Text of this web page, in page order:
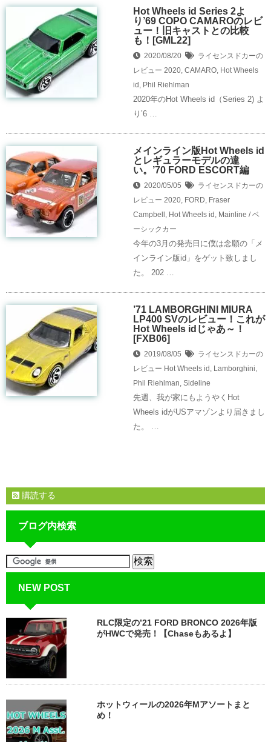
Hot Wheels id Series 2よ
り’69 COPO CAMAROのレビ
ュー！旧キャストとの比較
も！[GML22]
2020/08/20
ライセンスドカーの
レビュー 2020, CAMARO, Hot Wheels
id , Phil Riehlman
2020年のHot Wheels id（Series 2) よ
り’6 …
メインライン版Hot Wheels id
とレギュラーモデルの違
い。’70 FORD ESCORT編
2020/05/05
ライセンスドカーの
レビュー 2020, FORD, Fraser
Campbell , Hot Wheels id , Mainline / ベ
ーシックカー
今年の3月の発売日に僕は念願の「メ
インライン版id」をゲット致しまし
た。 202 …
’71 LAMBORGHINI MIURA
LP400 SVのレビュー！これが
Hot Wheels idじゃあ～！
[FXB06]
2019/08/05
ライセンスドカーの
レビュー Hot Wheels id , Lamborghini,
Phil Riehlman, Sideline
先週、我が家にもようやくHot
Wheels idがUSアマゾンより届きまし
た。 …
購読する
ブログ内検索
NEW POST
RLC限定の’21 FORD BRONCO 2026年版
がHWCで発売！【Chaseもあるよ】
ホットウィールの2026年Mアソートまと
め！